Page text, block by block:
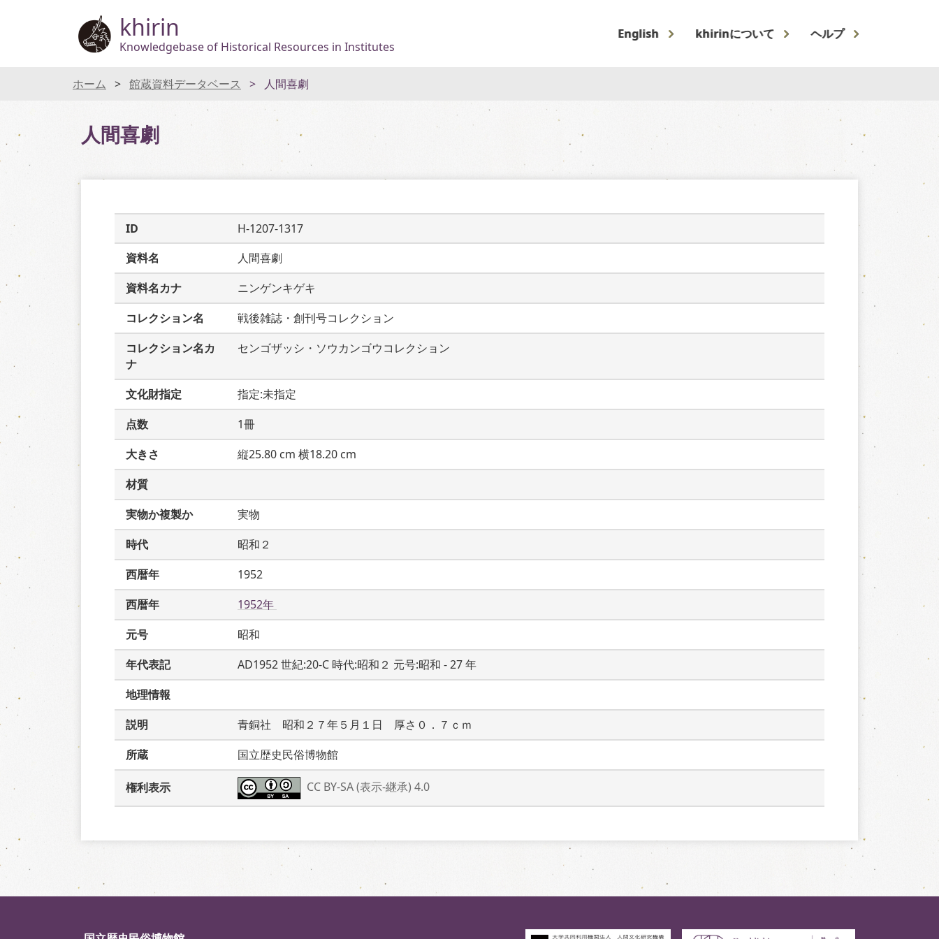
khirin
Knowledgebase of Historical Resources in Institutes
English khirinについて ヘルプ
ホーム 館蔵資料データベース 人間喜劇
人間喜劇
ID
H-1207-1317
資料名
人間喜劇
資料名カナ
ニンゲンキゲキ
コレクション名
戦後雑誌・創刊号コレクション
コレクション名カ
ナ
センゴザッシ・ソウカンゴウコレクション
文化財指定
指定:未指定
点数
1冊
大きさ
縦25.80 cm 横18.20 cm
材質
実物か複製か
実物
時代
昭和２
西暦年
1952
西暦年
1952年
元号
昭和
年代表記
AD1952 世紀:20-C 時代:昭和２ 元号:昭和 - 27 年
地理情報
説明
青銅社　昭和２７年５月１日　厚さ０．７ｃｍ
所蔵
国立歴史民俗博物館
権利表示 CC BY-SA (表示-継承) 4.0